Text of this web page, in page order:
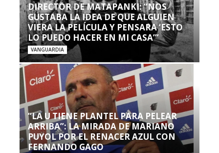
DIRECTOR DE MATAPANKI: “NOS
GUSTABA LA IDEA DE QUE ALGUIEN
VIERA LA PELÍCULA Y PENSARA ‘ESTO
LO PUEDO HACER EN MI CASA’”
VANGUARDIA
“LA U TIENE PLANTEL PARA PELEAR
ARRIBA”: LA MIRADA DE MARIANO
PUYOL POR EL RENACER AZUL CON
FERNANDO GAGO